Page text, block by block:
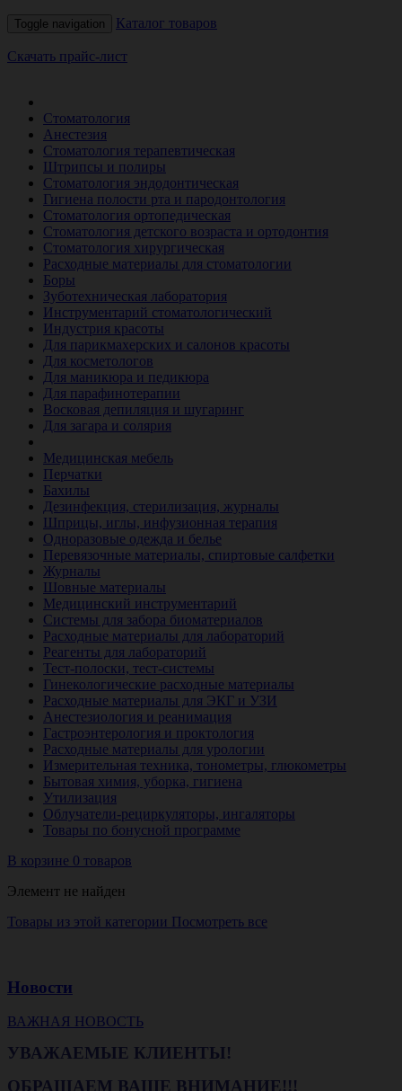
Toggle navigation Каталог товаров
Скачать прайс-лист
Стоматология
Анестезия
Стоматология терапевтическая
Штрипсы и полиры
Стоматология эндодонтическая
Гигиена полости рта и пародонтология
Стоматология ортопедическая
Стоматология детского возраста и ортодонтия
Стоматология хирургическая
Расходные материалы для стоматологии
Боры
Зуботехническая лаборатория
Инструментарий стоматологический
Индустрия красоты
Для парикмахерских и салонов красоты
Для косметологов
Для маникюра и педикюра
Для парафинотерапии
Восковая депиляция и шугаринг
Для загара и солярия
Медицинская мебель
Перчатки
Бахилы
Дезинфекция, стерилизация, журналы
Шприцы, иглы, инфузионная терапия
Одноразовые одежда и белье
Перевязочные материалы, спиртовые салфетки
Журналы
Шовные материалы
Медицинский инструментарий
Системы для забора биоматериалов
Расходные материалы для лабораторий
Реагенты для лабораторий
Тест-полоски, тест-системы
Гинекологические расходные материалы
Расходные материалы для ЭКГ и УЗИ
Анестезиология и реанимация
Гастроэнтерология и проктология
Расходные материалы для урологии
Измерительная техника, тонометры, глюкометры
Бытовая химия, уборка, гигиена
Утилизация
Облучатели-рециркуляторы, ингаляторы
Товары по бонусной программе
В корзине 0 товаров
Элемент не найден
Товары из этой категории Посмотреть все
Новости
ВАЖНАЯ НОВОСТЬ
УВАЖАЕМЫЕ КЛИЕНТЫ!
ОБРАЩАЕМ ВАШЕ ВНИМАНИЕ!!!